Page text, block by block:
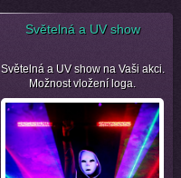
Světelná a UV show
Světelná a UV show na Vaši akci.
Možnost vložení loga.